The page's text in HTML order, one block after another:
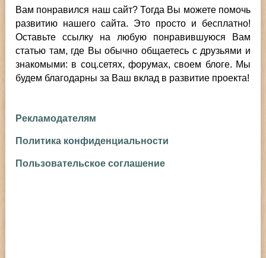
Вам понравился наш сайт? Тогда Вы можете помочь
развитию нашего сайта. Это просто и бесплатно!
Оставьте ссылку на любую понравившуюся Вам
статью там, где Вы обычно общаетесь с друзьями и
знакомыми: в соц.сетях, форумах, своем блоге. Мы
будем благодарны за Ваш вклад в развитие проекта!
Рекламодателям
Политика конфиденциальности
Пользовательское соглашение